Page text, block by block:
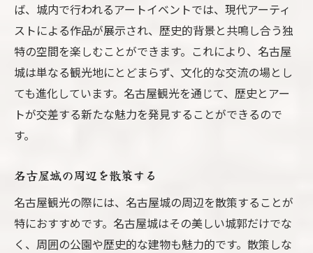
ば、城内で行われるアートイベントでは、現代アーティ
ストによる作品が展示され、歴史的背景と共鳴し合う独
特の空間を楽しむことができます。これにより、名古屋
城は単なる観光地にとどまらず、文化的な交流の場とし
ても進化しています。名古屋観光を通じて、歴史とアー
トが交差する新たな魅力を発見することができるので
す。
名古屋城の周辺を散策する
名古屋観光の際には、名古屋城の周辺を散策することが
特におすすめです。名古屋城はその美しい城郭だけでな
く、周囲の公園や歴史的な建物も魅力的です。散策しな